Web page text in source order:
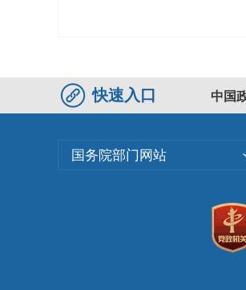
快速入口 中国
国务院部门网站